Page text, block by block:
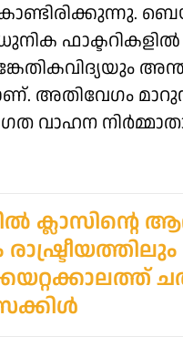
അതിവേഗം
വാഹന
ക്ലാസിന്റെ